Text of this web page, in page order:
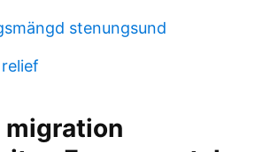
stenungsund
migration